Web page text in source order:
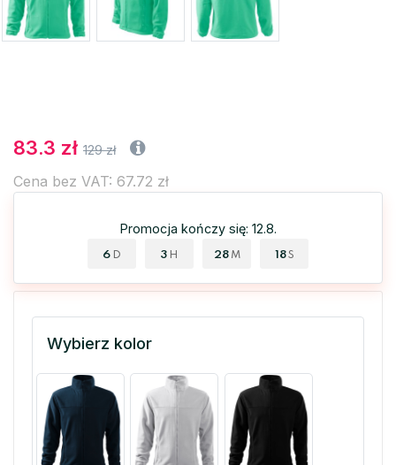
83.3 zł 129 zł
Cena bez VAT: 67.72 zł
Promocja kończy się: 12.8.
6 D 3 H 28 M 17S
Wybierz kolor